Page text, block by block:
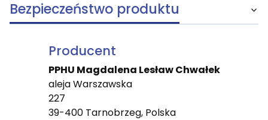
Bezpieczeństwo produktu
Producent
PPHU Magdalena Lesław Chwałek
aleja Warszawska
227
39-400 Tarnobrzeg, Polska